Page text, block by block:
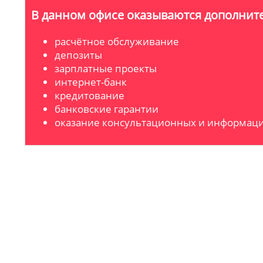
В данном офисе оказываются
расчётное обслуживание
депозиты
зарплатные проекты
интернет-банк
кредитование
банковские гарантии
оказание консультационных и